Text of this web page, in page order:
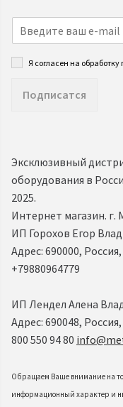
Я согласен на
Подписатся
Эксклюзивный
оборудования в
2025.
Интернет магазин. г.
ИП Горохов Егор
Адрес: 690000,
+79880964779
ИП Лендел Алена
Адрес: 690048,
800 550 94 80
Обращаем Ваше внимание на
информационный характер и